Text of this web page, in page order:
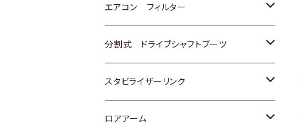
スバル
マツダ
三菱
スバル
三菱
スバル
スズキ
日産
いすゞ
ダイハツ
トヨタ
ホンダ
スズキ
日産
エアコン フィルター
トヨタ
ホンダ
スズキ
分割式 ドライブシャフトブーツ
トヨタ
ホンダ
スタビライザーリンク
トヨタ
ロアアーム